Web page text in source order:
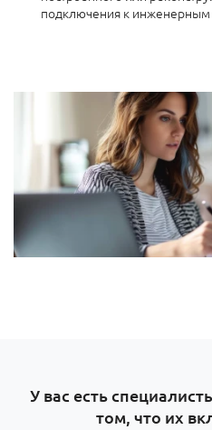
подключения к инженерным
У вас есть
том, что их